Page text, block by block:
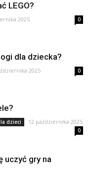
LEGO?
2025 0
dla dziecka?
2025 0
dzieci 12 października 2025
0
uczyć gry na